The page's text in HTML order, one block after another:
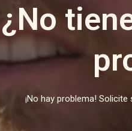
¿No
¡No hay problema!